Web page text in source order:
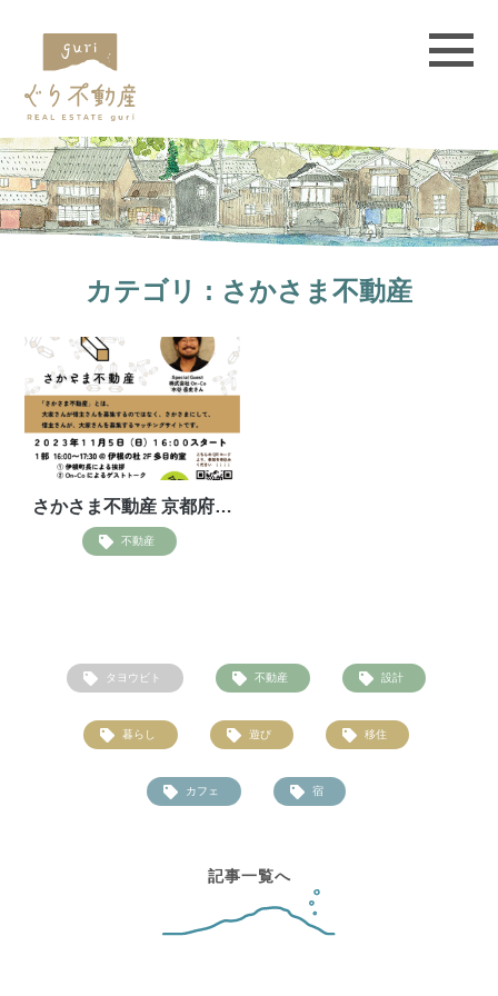
カテゴリ : さかさま不動産
さかさま不動産 京都府伊
根支局の開局に至るまで
不動産
タヨウビト 不動産 設計
暮らし 遊び 移住
カフェ 宿
記事一覧へ